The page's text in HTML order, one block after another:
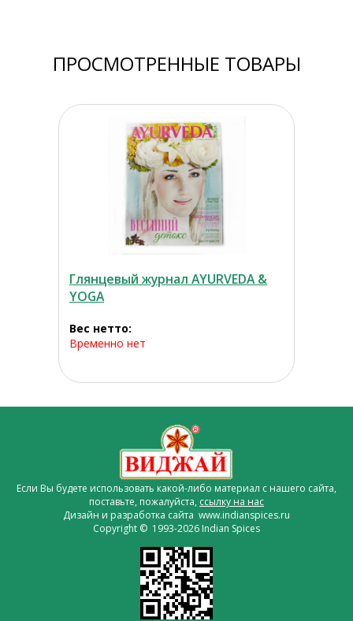
ПРОСМОТРЕННЫЕ ТОВАРЫ
Глянцевый журнал AYURVEDA &
YOGA
Вес нетто:
Временно нет
Если Вы будете использовать какой-либо материал с нашего сайта,
поставьте, пожалуйста, ссылку на нас
Дизайн и разработка сайта www.indianspices.ru
Copyright © 1993-2026 Indian Spices